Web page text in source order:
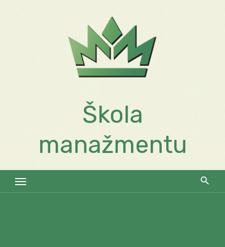
Škola
manažmentu